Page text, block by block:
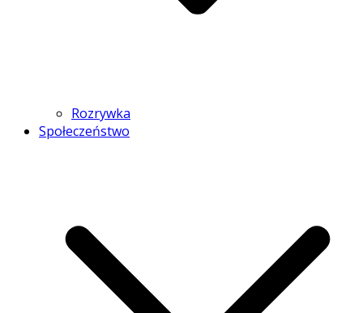
Rozrywka
Społeczeństwo